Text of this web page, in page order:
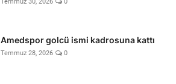
Amedspor golcü ismi kadrosuna kattı
Temmuz 28, 2026 0